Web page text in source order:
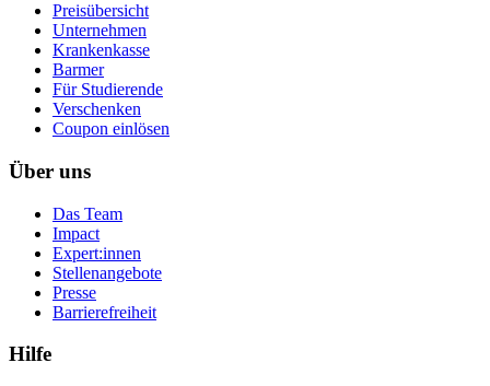
Preisübersicht
Unternehmen
Krankenkasse
Barmer
Für Studierende
Ver­schen­ken
Coupon einlösen
Über uns
Das Team
Impact
Expert:innen
Stellenangebote
Presse
Barrierefreiheit
Hilfe